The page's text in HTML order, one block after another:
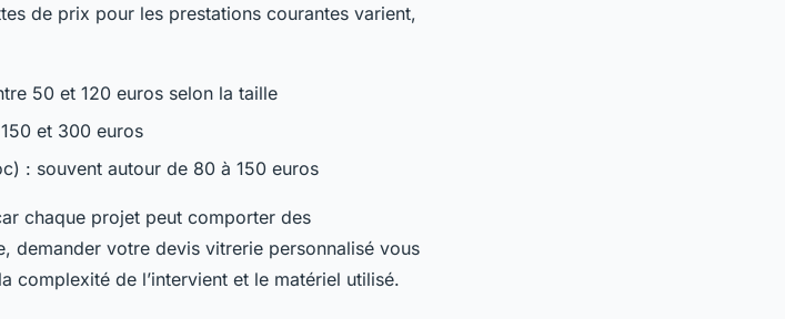
de prix pour les prestations courantes varient,
50 et 120 euros selon la taille
et 300 euros
: souvent autour de 80 à 150 euros
chaque projet peut comporter des
demander votre devis vitrerie personnalisé vous
complexité de l’intervient et le matériel utilisé.